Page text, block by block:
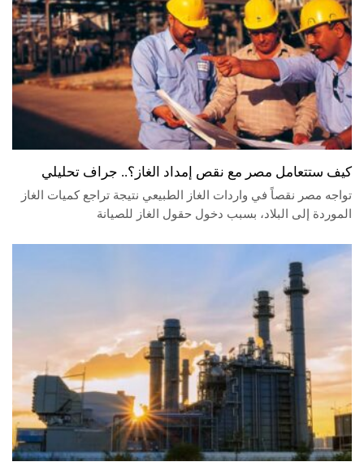
كيف ستتعامل مصر مع نقص إمداد الغاز؟.. جراف تحليلي
تواجه مصر نقصاً في واردات الغاز الطبيعي نتيجة تراجع كميات الغاز
الموردة إلى البلاد، بسبب دخول حقول الغاز للصيانة